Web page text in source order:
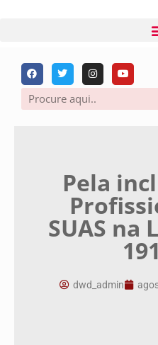
Pela
SUAS na
dwd_admin